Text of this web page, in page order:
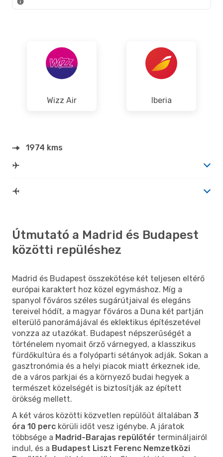
Wizz Air Iberia
1974 kms
Útmutató a Madrid és Budapest
közötti repüléshez
Madrid és Budapest összekötése két teljesen eltérő
európai karaktert hoz közel egymáshoz. Míg a
spanyol főváros széles sugárútjaival és elegáns
tereivel hódít, a magyar főváros a Duna két partján
elterülő panorámájával és eklektikus építészetével
vonzza az utazókat. Budapest népszerűségét a
történelem nyomait őrző várnegyed, a klasszikus
fürdőkultúra és a folyóparti sétányok adják. Sokan a
gasztronómia és a helyi piacok miatt érkeznek ide,
de a város parkjai és a környező budai hegyek a
természet közelségét is biztosítják az épített
örökség mellett.
A két város közötti közvetlen repülőút általában 3
óra 10 perc körüli időt vesz igénybe. A járatok
többsége a Madrid-Barajas repülőtér termináljairól
indul, és a Budapest Liszt Ferenc Nemzetközi